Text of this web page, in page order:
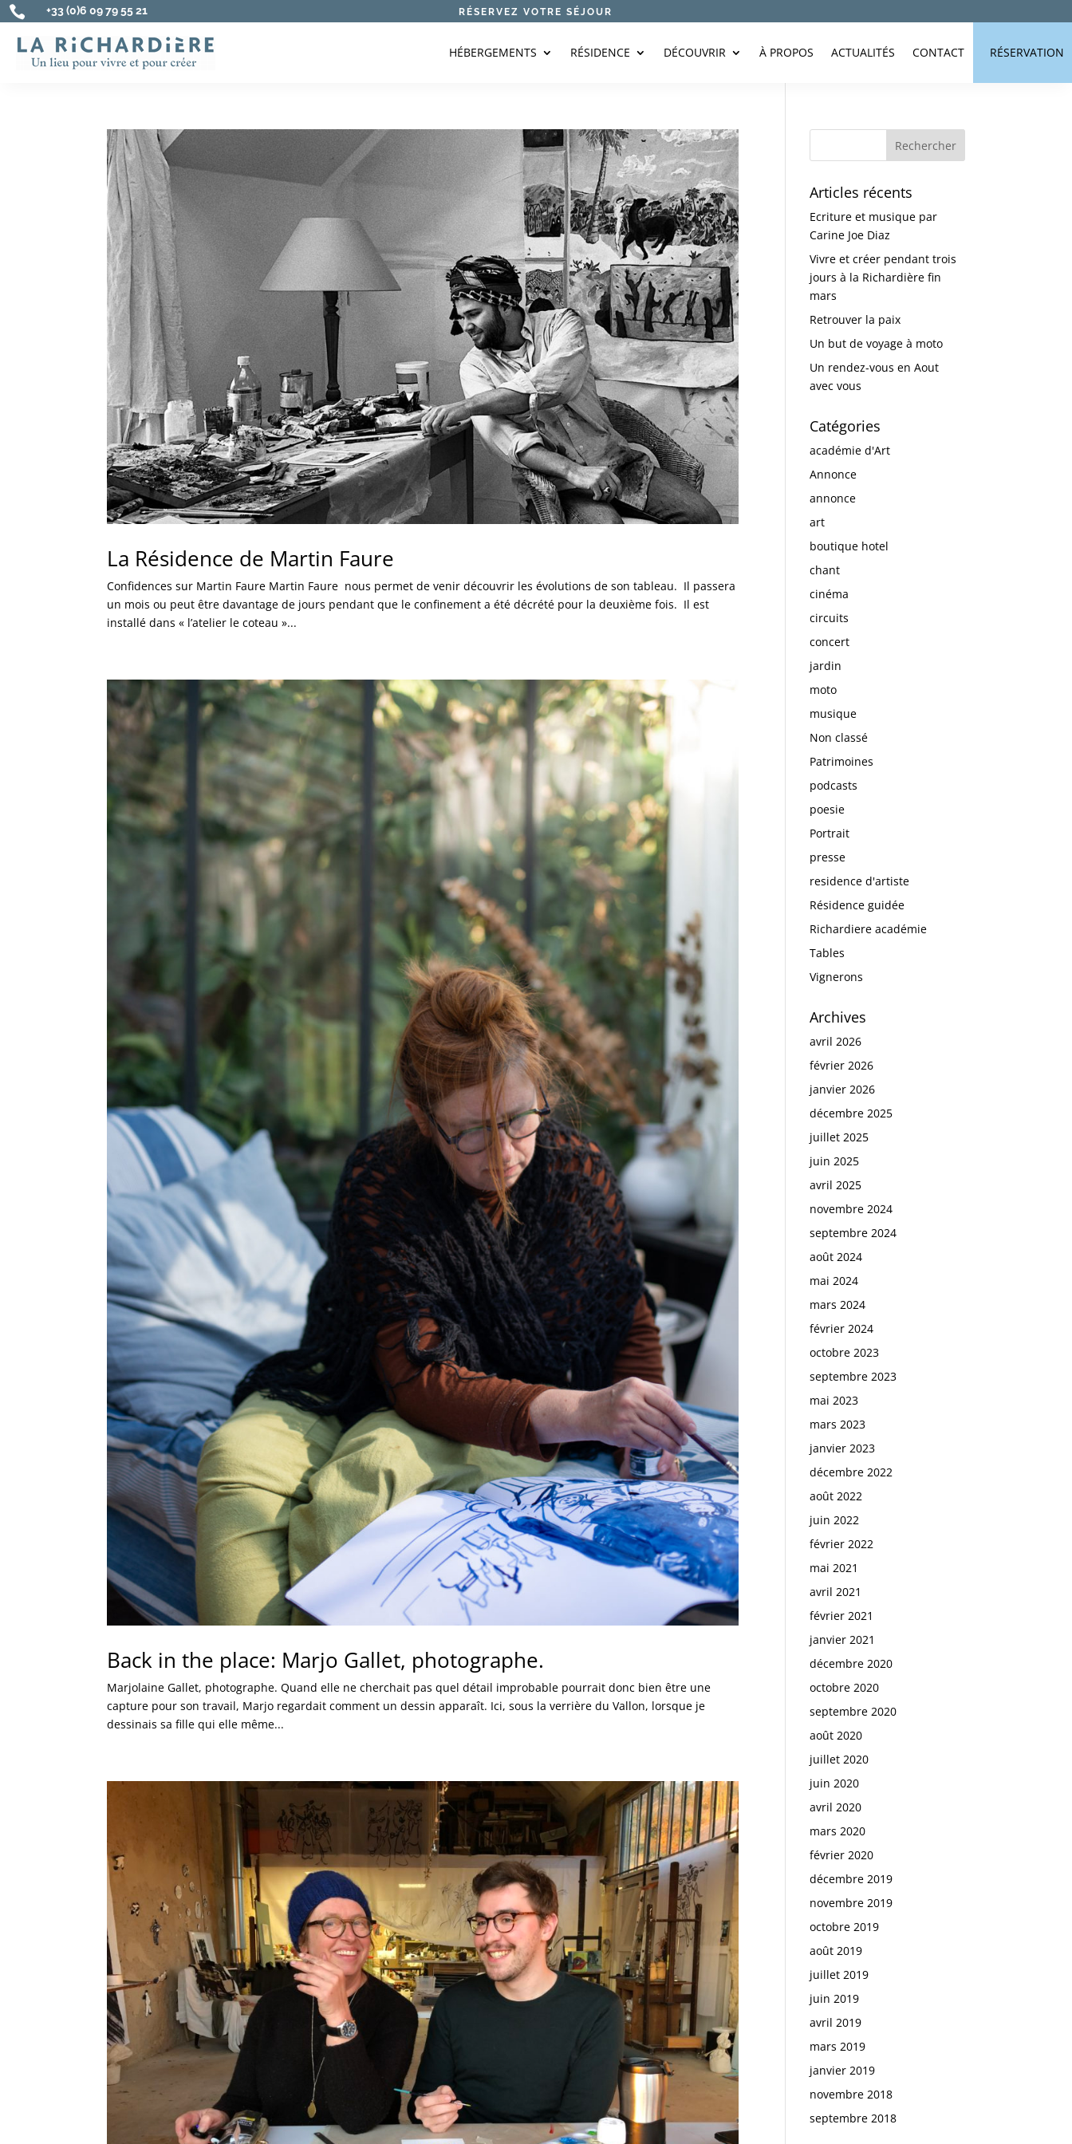
 +33 (0)6 09 79 55 21 RÉSERVEZ VOTRE SÉJOUR
HÉBERGEMENTS RÉSIDENCE DÉCOUVRIR À PROPOS ACTUALITÉS CONTACT RÉSERVATION
La Résidence de Martin Faure
Confidences sur Martin Faure Martin Faure nous permet de venir découvrir les évolutions de son tableau. Il passera
un mois ou peut être davantage de jours pendant que le confinement a été décrété pour la deuxième fois. Il est
installé dans « l’atelier le coteau »...
Back in the place: Marjo Gallet, photographe.
Marjolaine Gallet, photographe. Quand elle ne cherchait pas quel détail improbable pourrait donc bien être une
capture pour son travail, Marjo regardait comment un dessin apparaît. Ici, sous la verrière du Vallon, lorsque je
dessinais sa fille qui elle même...
Articles récents
Ecriture et musique par
Carine Joe Diaz
Vivre et créer pendant trois
jours à la Richardière fin
mars
Retrouver la paix
Un but de voyage à moto
Un rendez-vous en Aout
avec vous
Catégories
académie d'Art
Annonce
annonce
art
boutique hotel
chant
cinéma
circuits
concert
jardin
moto
musique
Non classé
Patrimoines
podcasts
poesie
Portrait
presse
residence d'artiste
Résidence guidée
Richardiere académie
Tables
Vignerons
Archives
avril 2026
février 2026
janvier 2026
décembre 2025
juillet 2025
juin 2025
avril 2025
novembre 2024
septembre 2024
août 2024
mai 2024
mars 2024
février 2024
octobre 2023
septembre 2023
mai 2023
mars 2023
janvier 2023
décembre 2022
août 2022
juin 2022
février 2022
mai 2021
avril 2021
février 2021
janvier 2021
décembre 2020
octobre 2020
septembre 2020
août 2020
juillet 2020
juin 2020
avril 2020
mars 2020
février 2020
décembre 2019
novembre 2019
octobre 2019
août 2019
juillet 2019
juin 2019
avril 2019
mars 2019
janvier 2019
novembre 2018
septembre 2018